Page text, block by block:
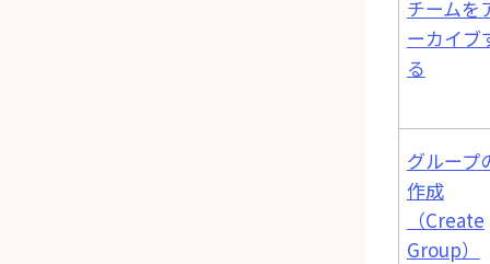
チームを
ーカイブ
る
グループ
作成
（Create
Group）